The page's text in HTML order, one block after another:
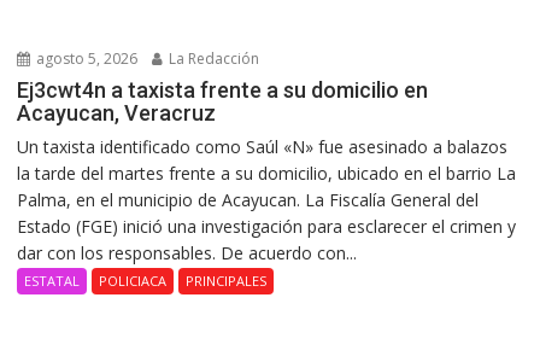
agosto 5, 2026 La Redacción
Ej3cwt4n a taxista frente a su domicilio en
Acayucan, Veracruz
Un taxista identificado como Saúl «N» fue asesinado a balazos
la tarde del martes frente a su domicilio, ubicado en el barrio La
Palma, en el municipio de Acayucan. La Fiscalía General del
Estado (FGE) inició una investigación para esclarecer el crimen y
dar con los responsables. De acuerdo con...
ESTATAL POLICIACA PRINCIPALES